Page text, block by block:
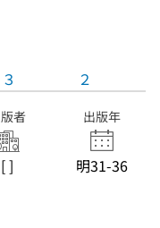
３ ２
者
[ ]
出版年
明31-36